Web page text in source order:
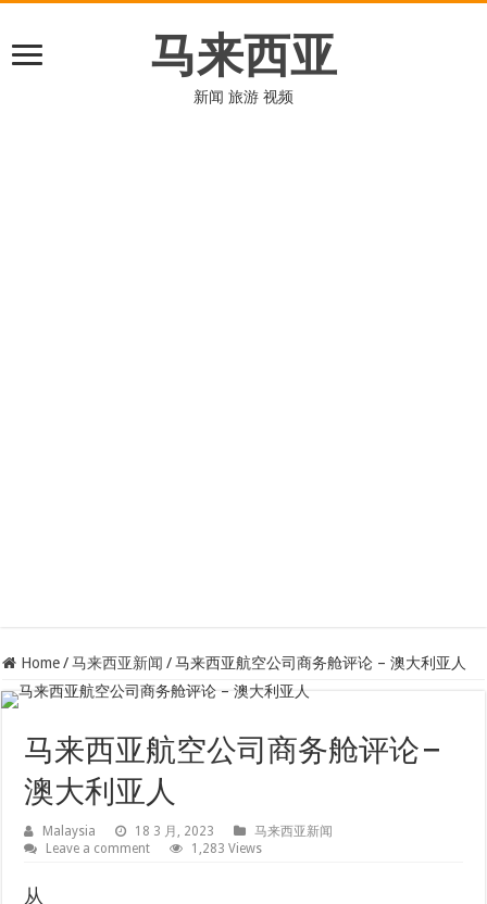
马来西亚
新闻 旅游 视频
Home / 马来西亚新闻 / 马来西亚航空公司商务舱评论 – 澳大利亚人
马来西亚航空公司商务舱评论 –
澳大利亚人
Malaysia 18 3 月, 2023
马来西亚新闻
Leave a comment
1,283 Views
从